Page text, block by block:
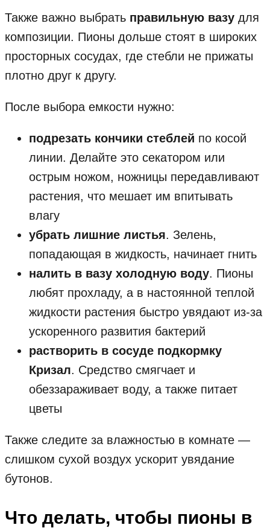
Также важно выбрать правильную вазу для
композиции. Пионы дольше стоят в широких
просторных сосудах, где стебли не прижаты
плотно друг к другу.
После выбора емкости нужно:
подрезать кончики стеблей по косой
линии. Делайте это секатором или
острым ножом, ножницы передавливают
растения, что мешает им впитывать
влагу
убрать лишние листья. Зелень,
попадающая в жидкость, начинает гнить
налить в вазу холодную воду. Пионы
любят прохладу, а в настоянной теплой
жидкости растения быстро увядают из-за
ускоренного развития бактерий
растворить в сосуде подкормку
Кризал. Средство смягчает и
обеззараживает воду, а также питает
цветы
Также следите за влажностью в комнате —
слишком сухой воздух ускорит увядание
бутонов.
Что делать, чтобы пионы в